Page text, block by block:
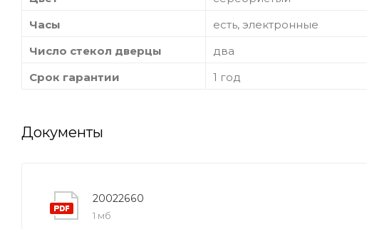
Часы
есть, электронные
Число стекол дверцы
два
Срок гарантии
1 год
Документы
20022660
1 мб